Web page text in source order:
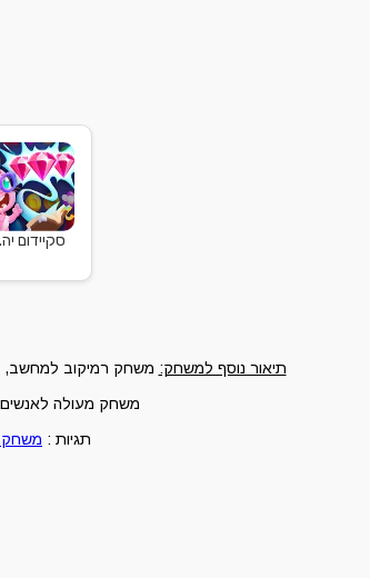
סקיידום
תיאור נוסף למשחק: משחק רמיקוב למחשב,
משחק מעולה לאנשים
תגיות : משחק